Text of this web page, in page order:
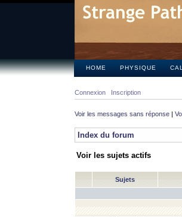
HOME PHYSIQUE
Connexion Inscription
Voir les messages sans réponse |
Index du forum
Voir les sujets actifs
Sujets